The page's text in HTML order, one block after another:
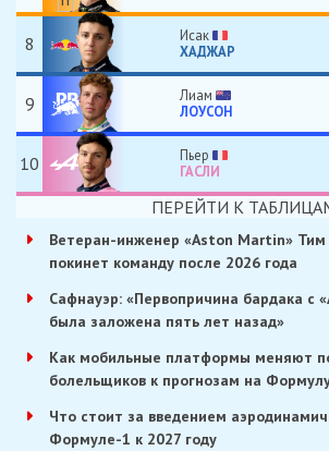
8
Исак
ХАДЖАР
9
Лиам
ЛОУСОН
10
Пьер
ГАСЛИ
ПЕРЕЙТИ К
Ветеран-инженер «Aston Martin»
покинет команду после 2026 года
Сафнауэр: «Первопричина бардака с
была заложена пять лет назад»
Как мобильные платформы меняют
болельщиков к прогнозам на
Что стоит за введением
Формуле-1 к 2027 году